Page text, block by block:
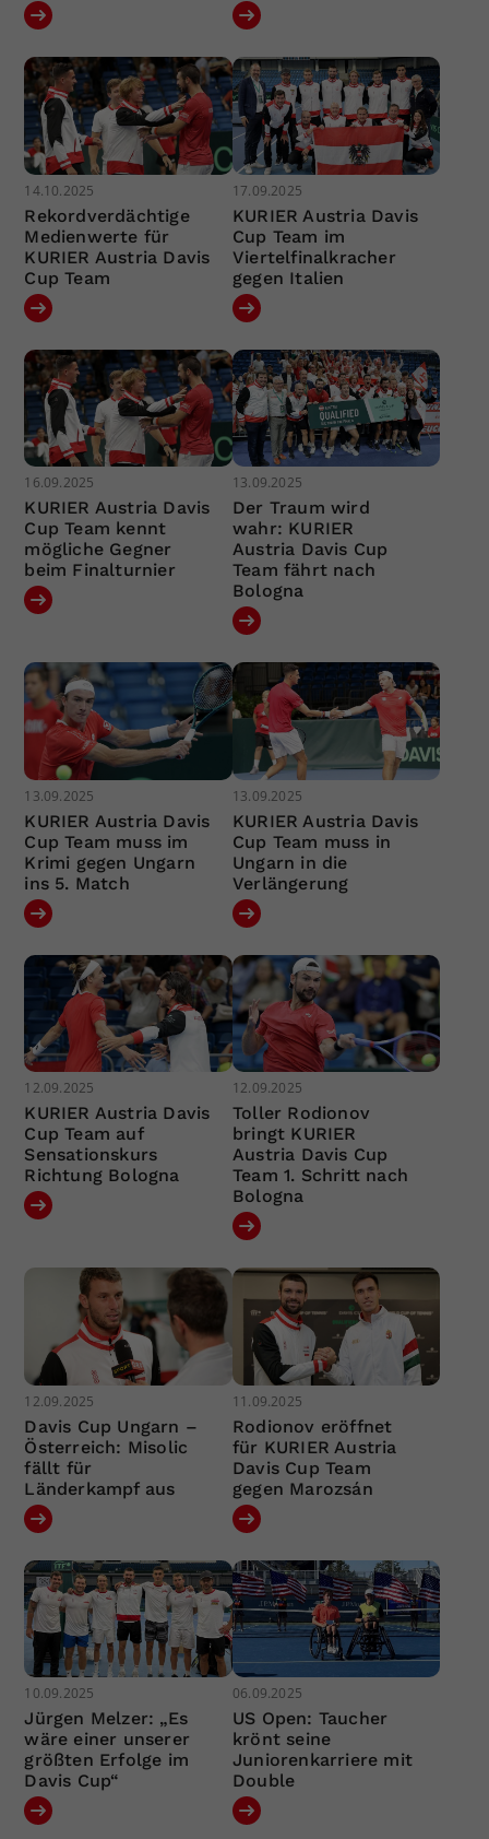
14.10.2025
Rekordverdächtige
Medienwerte für
KURIER Austria Davis
Cup Team
17.09.2025
KURIER Austria Davis
Cup Team im
Viertelfinalkracher
gegen Italien
16.09.2025
KURIER Austria Davis
Cup Team kennt
mögliche Gegner
beim Finalturnier
13.09.2025
Der Traum wird
wahr: KURIER
Austria Davis Cup
Team fährt nach
Bologna
13.09.2025
KURIER Austria Davis
Cup Team muss im
Krimi gegen Ungarn
ins 5. Match
13.09.2025
KURIER Austria Davis
Cup Team muss in
Ungarn in die
Verlängerung
12.09.2025
KURIER Austria Davis
Cup Team auf
Sensationskurs
Richtung Bologna
12.09.2025
Toller Rodionov
bringt KURIER
Austria Davis Cup
Team 1. Schritt nach
Bologna
12.09.2025
Davis Cup Ungarn –
Österreich: Misolic
fällt für
Länderkampf aus
11.09.2025
Rodionov eröffnet
für KURIER Austria
Davis Cup Team
gegen Marozsán
10.09.2025
Jürgen Melzer: „Es
wäre einer unserer
größten Erfolge im
Davis Cup“
06.09.2025
US Open: Taucher
krönt seine
Juniorenkarriere mit
Double